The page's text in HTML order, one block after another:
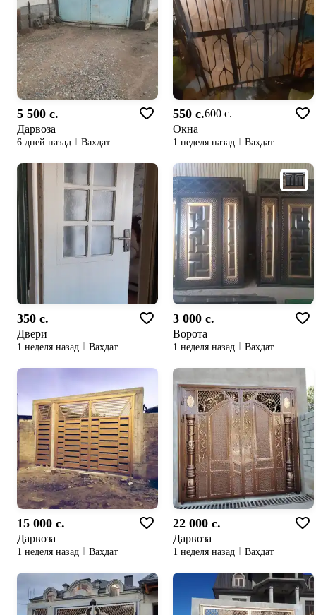
5 500 c.
Дарвоза
6 дней назад Вахдат
550 c.600 c.
Окна
1 неделя назад Вахдат
350 c.
Двери
1 неделя назад Вахдат
3 000 c.
Ворота
1 неделя назад Вахдат
15 000 c.
Дарвоза
1 неделя назад Вахдат
22 000 c.
Дарвоза
1 неделя назад Вахдат